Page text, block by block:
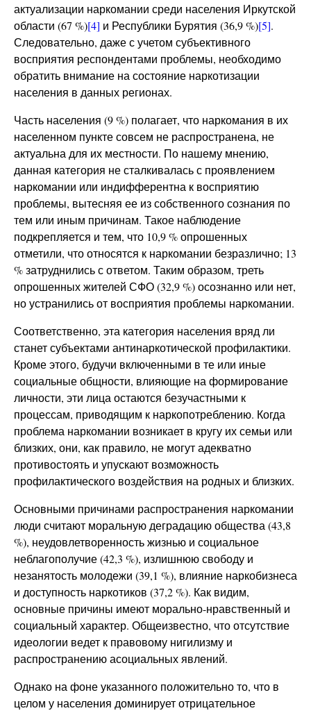
актуализации наркомании среди населения Иркутской
области (67 %)[4] и Республики Бурятия (36,9 %)[5].
Следовательно, даже с учетом субъективного
восприятия респондентами проблемы, необходимо
обратить внимание на состояние наркотизации
населения в данных регионах.
Часть населения (9 %) полагает, что наркомания в их
населенном пункте совсем не распространена, не
актуальна для их местности. По нашему мнению,
данная категория не сталкивалась с проявлением
наркомании или индифферентна к восприятию
проблемы, вытесняя ее из собственного сознания по
тем или иным причинам. Такое наблюдение
подкрепляется и тем, что 10,9 % опрошенных
отметили, что относятся к наркомании безразлично; 13
% затруднились с ответом. Таким образом, треть
опрошенных жителей СФО (32,9 %) осознанно или нет,
но устранились от восприятия проблемы наркомании.
Соответственно, эта категория населения вряд ли
станет субъектами антинаркотической профилактики.
Кроме этого, будучи включенными в те или иные
социальные общности, влияющие на формирование
личности, эти лица остаются безучастными к
процессам, приводящим к наркопотреблению. Когда
проблема наркомании возникает в кругу их семьи или
близких, они, как правило, не могут адекватно
противостоять и упускают возможность
профилактического воздействия на родных и близких.
Основными причинами распространения наркомании
люди считают моральную деградацию общества (43,8
%), неудовлетворенность жизнью и социальное
неблагополучие (42,3 %), излишнюю свободу и
незанятость молодежи (39,1 %), влияние наркобизнеса
и доступность наркотиков (37,2 %). Как видим,
основные причины имеют морально-нравственный и
социальный характер. Общеизвестно, что отсутствие
идеологии ведет к правовому нигилизму и
распространению асоциальных явлений.
Однако на фоне указанного положительно то, что в
целом у населения доминирует отрицательное